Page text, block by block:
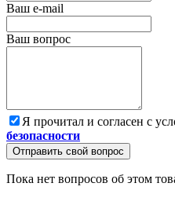
Ваш e-mail
Ваш вопрос
Я прочитал и согласен с
безопасности
Отправить свой вопрос
Пока нет вопросов об этом